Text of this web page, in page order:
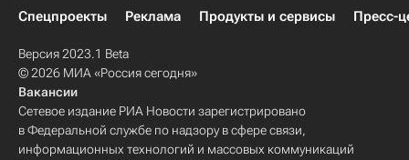
Спецпроекты
Реклама Продукты и сервисы Пресс-
Версия 2023.1 Beta
© 2026 МИА «Россия сегодня»
Вакансии
Сетевое издание РИА Новости зарегистрировано
в Федеральной службе по надзору в сфере связи,
информационных технологий и массовых коммуникаций